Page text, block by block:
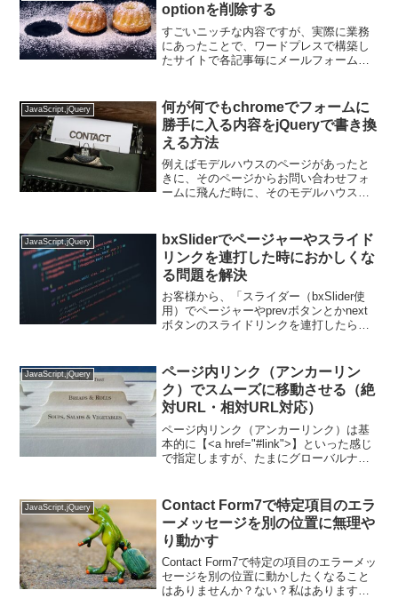
optionを削除する
すごいニッチな内容ですが、実際に業務
にあったことで、ワードプレスで構築し
たサイトで各記事毎にメールフォーム
くといったものでした。その際、メール
フォームにセレ...
JavaScript,jQuery
何が何でもchromeでフォームに
勝手に入る内容をjQueryで書き換
える方法
例えばモデルハウスのページがあったと
きに、そのページからお問い合わせフォ
ームに飛んだ時に、そのモデルハウスペ
jQueryでinputのvalueに入れることがある
と...
JavaScript,jQuery
bxSliderでページャーやスライド
リンクを連打した時におかしくな
る問題を解決
お客様から、「スライダー（bxSlider使
用）でページャーやprevボタンとかnext
ボタンのスライドリンクを連打したら変
かに何か挙動がおかしい。ページャーが
途中で...
JavaScript,jQuery
ページ内リンク（アンカーリン
ク）でスムーズに移動させる（絶
対URL・相対URL対応）
ページ内リンク（アンカーリンク）は基
本的に【<a href="#link">】といった感じ
で指定しますが、たまにグローバルナビ
す。そういった場合、相対パスで各ペー
ジに書...
JavaScript,jQuery
Contact Form7で特定項目のエラ
ーメッセージを別の位置に無理や
り動かす
Contact Form7で特定の項目のエラーメッ
セージを別の位置に動かしたくなること
はありませんか？ない？私はあります。